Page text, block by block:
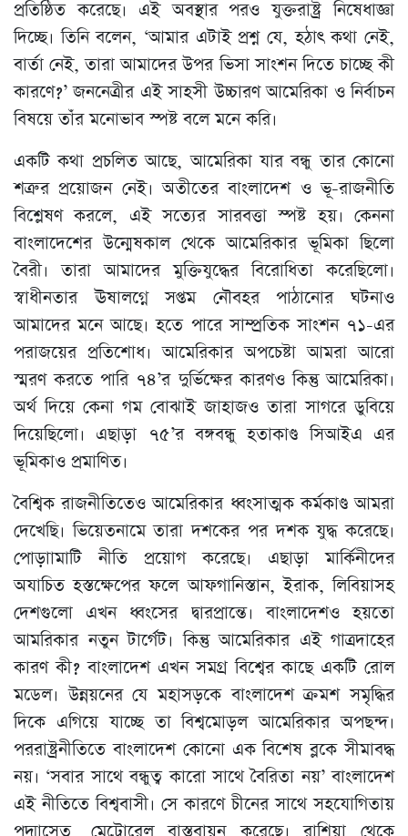
প্রতিষ্ঠিত করেছে। এই অবস্থার পরও যুক্তরাষ্ট্র নিষেধাজ্ঞা
দিচ্ছে। তিনি বলেন, ‘আমার এটাই প্রশ্ন যে, হঠাৎ কথা নেই,
বার্তা নেই, তারা আমাদের উপর ভিসা সাংশন দিতে চাচ্ছে কী
কারণে?’ জননেত্রীর এই সাহসী উচ্চারণ আমেরিকা ও নির্বাচন
বিষয়ে তাঁর মনোভাব স্পষ্ট বলে মনে করি।
একটি কথা প্রচলিত আছে, আমেরিকা যার বন্ধু তার কোনো
শত্রুর প্রয়োজন নেই। অতীতের বাংলাদেশ ও ভূ-রাজনীতি
বিশ্লেষণ করলে, এই সত্যের সারবত্তা স্পষ্ট হয়। কেননা
বাংলাদেশের উন্মেষকাল থেকে আমেরিকার ভূমিকা ছিলো
বৈরী। তারা আমাদের মুক্তিযুদ্ধের বিরোধিতা করেছিলো।
স্বাধীনতার ঊষালগ্নে সপ্তম নৌবহর পাঠানোর ঘটনাও
আমাদের মনে আছে। হতে পারে সাম্প্রতিক সাংশন ৭১-এর
পরাজয়ের প্রতিশোধ। আমেরিকার অপচেষ্টা আমরা আরো
স্মরণ করতে পারি ৭৪’র দুর্ভিক্ষের কারণও কিন্তু আমেরিকা।
অর্থ দিয়ে কেনা গম বোঝাই জাহাজও তারা সাগরে ডুবিয়ে
দিয়েছিলো। এছাড়া ৭৫’র বঙ্গবন্ধু হতাকাণ্ড সিআইএ এর
ভূমিকাও প্রমাণিত।
বৈশ্বিক রাজনীতিতেও আমেরিকার ধ্বংসাত্মক কর্মকাণ্ড আমরা
দেখেছি। ভিয়েতনামে তারা দশকের পর দশক যুদ্ধ করেছে।
পোড়াামাটি নীতি প্রয়োগ করেছে। এছাড়া মার্কিনীদের
অযাচিত হস্তক্ষেপের ফলে আফগানিস্তান, ইরাক, লিবিয়াসহ
দেশগুলো এখন ধ্বংসের দ্বারপ্রান্তে। বাংলাদেশও হয়তো
আমরিকার নতুন টার্গেট। কিন্তু আমেরিকার এই গাত্রদাহের
কারণ কী? বাংলাদেশ এখন সমগ্র বিশ্বের কাছে একটি রোল
মডেল। উন্নয়নের যে মহাসড়কে বাংলাদেশ ক্রমশ সমৃদ্ধির
দিকে এগিয়ে যাচ্ছে তা বিশ্বমোড়ল আমেরিকার অপছন্দ।
পররাষ্ট্রনীতিতে বাংলাদেশ কোনো এক বিশেষ ব্লকে সীমাবদ্ধ
নয়। ‘সবার সাথে বন্ধুত্ব কারো সাথে বৈরিতা নয়’ বাংলাদেশ
এই নীতিতে বিশ্ববাসী। সে কারণে চীনের সাথে সহযোগিতায়